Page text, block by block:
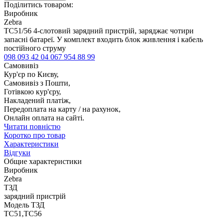
Поділитись товаром:
Виробник
Zebra
TC51/56 4-слотовий зарядний пристрій, заряджає чотири
запасні батареї. У комплект входить блок живлення і кабель
постійного струму
098 093 42 04 067 954 88 99
Самовивіз
Кур'єр по Києву,
Самовивіз з Пошти,
Готівкою кур'єру,
Накладений платіж,
Передоплата на карту / на рахунок,
Онлайн оплата на сайті.
Читати повністю
Коротко про товар
Характеристики
Відгуки
Общие характеристики
Виробник
Zebra
ТЗД
зарядний пристрій
Модель ТЗД
TC51,TC56